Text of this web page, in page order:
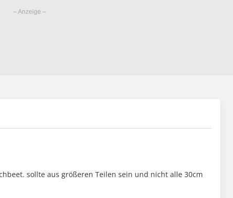
sollte aus größeren Teilen sein und nicht alle 30cm